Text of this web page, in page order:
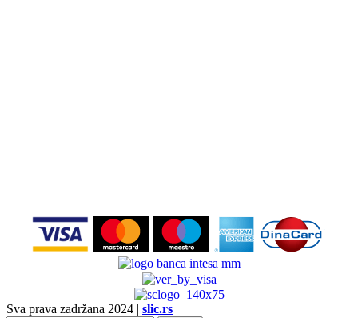
Sva prava zadržana 2024 | slic.rs